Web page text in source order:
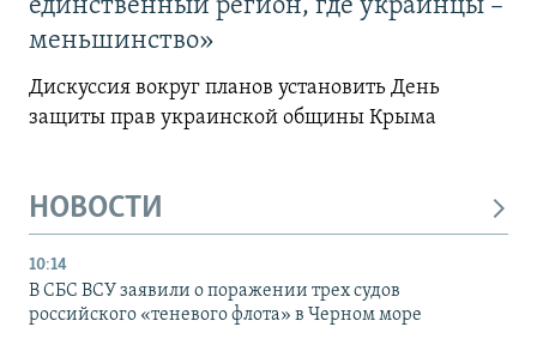
единственный регион, где украинцы –
меньшинство»
Дискуссия вокруг планов установить День
защиты прав украинской общины Крыма
НОВОСТИ
10:14
В СБС ВСУ заявили о поражении трех судов
российского «теневого флота» в Черном море